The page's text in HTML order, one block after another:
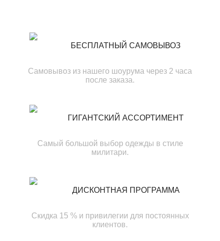
БЕСПЛАТНЫЙ САМОВЫВОЗ
Самовывоз из нашего шоурума через 2 часа
после заказа.
ГИГАНТСКИЙ АССОРТИМЕНТ
Самый большой выбор одежды в стиле
милитари.
ДИСКОНТНАЯ ПРОГРАММА
Скидка 15 % и привилегии для постоянных
клиентов.